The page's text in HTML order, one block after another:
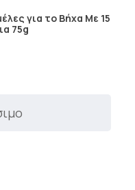
για το Βήχα Mε 15
75g